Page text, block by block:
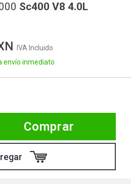
Sc400 V8 4.0L
IVA Incluido
envío inmediato
Comprar